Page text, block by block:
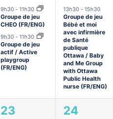
évènements,
9h30 - 11h30
Groupe de jeu
CHEO (FR/ENG)
9h30 - 11h30
Groupe de jeu
actif / Active
playgroup
(FR/ENG)
13h30 - 15h30
Groupe de jeu
Bébé et moi
avec infirmière
de Santé
publique
Ottawa / Baby
and Me Group
with Ottawa
Public Health
nurse (FR/ENG)
3
23
1
24